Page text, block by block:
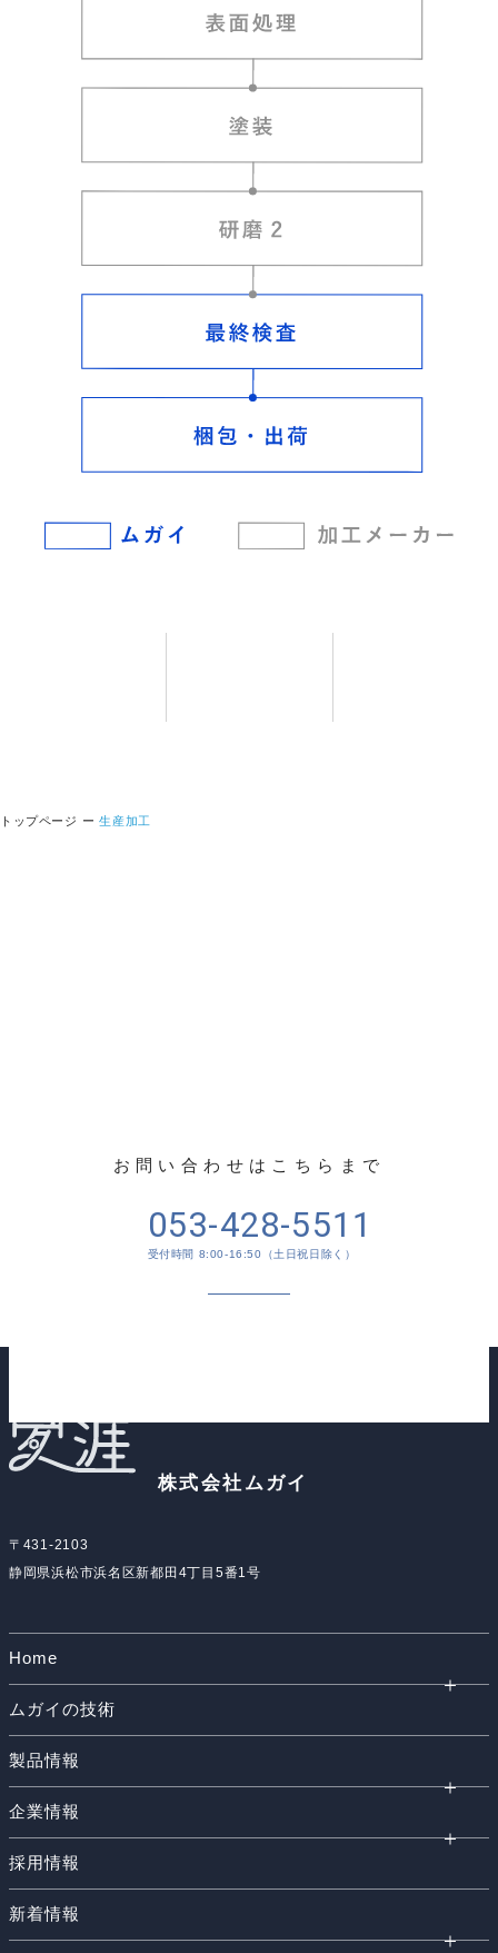
トップページ 生産加工
お問い合わせはこちらまで
053-428-5511
受付時間 8:00-16:50（土日祝日除く）
株式会社ムガイ
〒431-2103
静岡県浜松市浜名区新都田4丁目5番1号
Home
ムガイの技術
製品情報
企業情報
採用情報
新着情報